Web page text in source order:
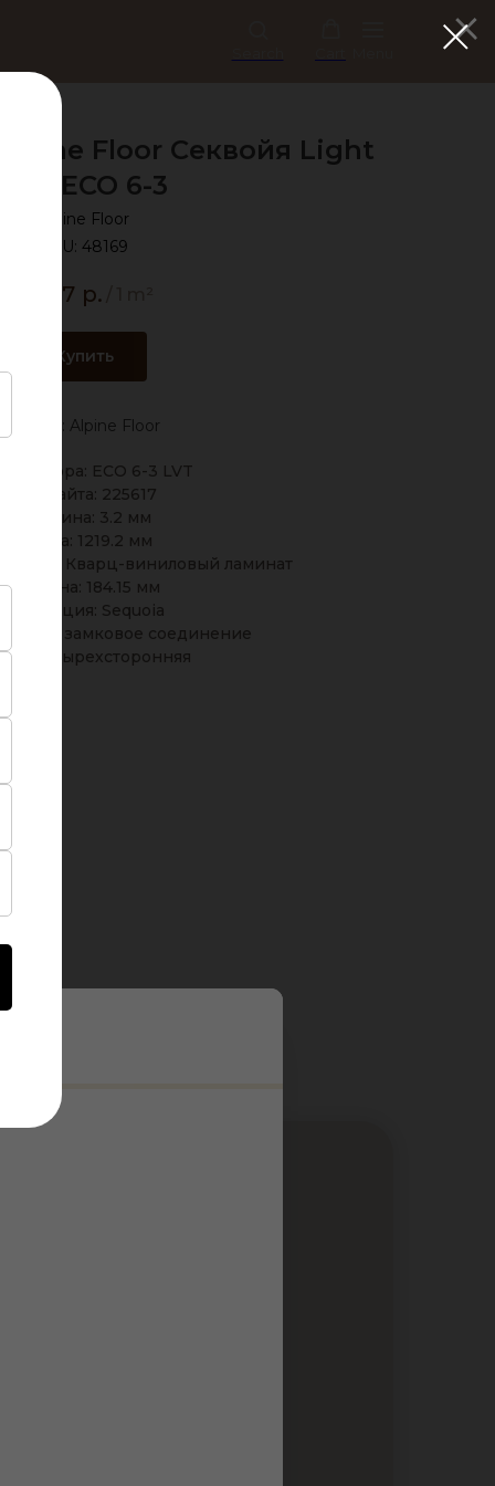
Floor Секвойя Light
LVT ЕСО 6-3
Alpine Floor
SKU: 48169
2 397 р.
Купить
Бренд: Alpine Floor
вендора: ЕСО 6-3 LVT
Код сайта: 225617
Толщина: 3.2 мм
Длина: 1219.2 мм
Кварц-виниловый ламинат
Ширина: 184.15 мм
Коллекция: Sequoia
замковое соединение
четырехсторонняя